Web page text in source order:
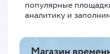
популярные
аналитику и